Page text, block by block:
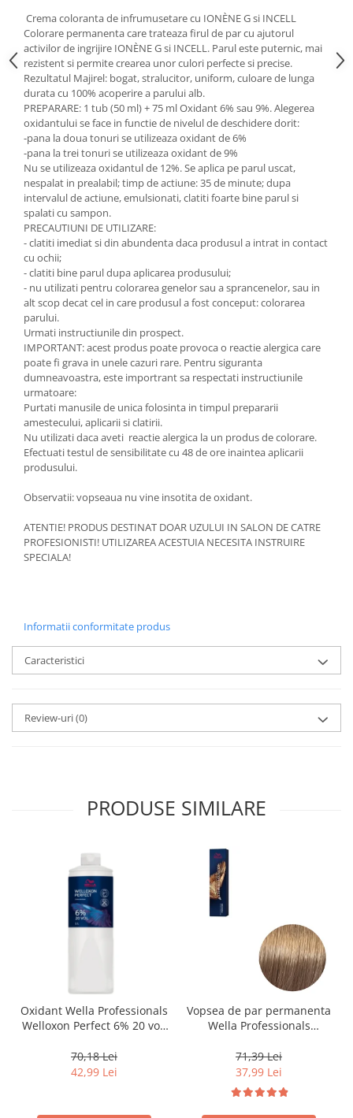
Crema coloranta de infrumusetare cu IONÈNE G si INCELL
Colorare permanenta care trateaza firul de par cu ajutorul
activilor de ingrijire IONÈNE G si INCELL. Parul este puternic, mai
rezistent si permite crearea unor culori perfecte si precise.
Rezultatul Majirel: bogat, stralucitor, uniform, culoare de lunga
durata cu 100% acoperire a parului alb.
PREPARARE: 1 tub (50 ml) + 75 ml Oxidant 6% sau 9%. Alegerea
oxidantului se face in functie de nivelul de deschidere dorit:
-pana la doua tonuri se utilizeaza oxidant de 6%
-pana la trei tonuri se utilizeaza oxidant de 9%
Nu se utilizeaza oxidantul de 12%. Se aplica pe parul uscat,
nespalat in prealabil; timp de actiune: 35 de minute; dupa
intervalul de actiune, emulsionati, clatiti foarte bine parul si
spalati cu sampon.
PRECAUTIUNI DE UTILIZARE:
- clatiti imediat si din abundenta daca produsul a intrat in contact
cu ochii;
- clatiti bine parul dupa aplicarea produsului;
- nu utilizati pentru colorarea genelor sau a sprancenelor, sau in
alt scop decat cel in care produsul a fost conceput: colorarea
parului.
Urmati instructiunile din prospect.
IMPORTANT: acest produs poate provoca o reactie alergica care
poate fi grava in unele cazuri rare. Pentru siguranta
dumneavoastra, este importrant sa respectati instructiunile
urmatoare:
Purtati manusile de unica folosinta in timpul prepararii
amestecului, aplicarii si clatirii.
Nu utilizati daca aveti reactie alergica la un produs de colorare.
Efectuati testul de sensibilitate cu 48 de ore inaintea aplicarii
produsului.
Observatii: vopseaua nu vine insotita de oxidant.
ATENTIE! PRODUS DESTINAT DOAR UZULUI IN SALON DE CATRE
PROFESIONISTI! UTILIZAREA ACESTUIA NECESITA INSTRUIRE
SPECIALA!
Informatii conformitate produs
Caracteristici
Review-uri(0)
PRODUSE SIMILARE
Oxidant Wella Professionals
Welloxon Perfect 6% 20 vol,
70,18 Lei
42,99 Lei
Vopsea de par permanenta
Wella Professionals
Blond Deschis Natural, 60
ml
71,39 Lei
37,99 Lei